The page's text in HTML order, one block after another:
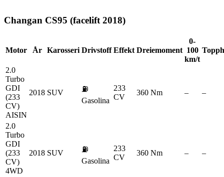
Changan CS95 (facelift 2018)
Motor År Karosseri Drivstoff Effekt Dreiemoment
0-
100
km/t
2.0
Turbo
GDI
(233
CV)
AISIN
2018 SUV
⛽
Gasolina
233
CV
360 Nm – –
2.0
Turbo
GDI
(233
CV)
4WD
2018 SUV
⛽
Gasolina
233
CV
360 Nm – –